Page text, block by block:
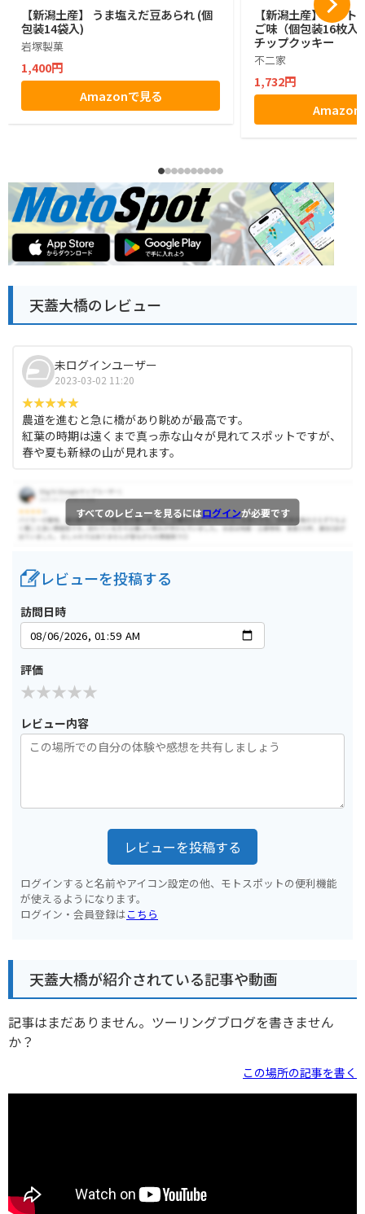
【新潟土産】 うま塩えだ豆あられ (個
包装14袋入)
岩塚製菓
1,400円
Amazonで見る
【新潟土産】カント
ご味（個包装16枚
チップクッキー
不二家
1,732円
Amazon
天蓋大橋のレビュー
未ログインユーザー
2023-03-02 11:20
農道を進むと急に橋があり眺めが最高です。
紅葉の時期は遠くまで真っ赤な山々が見れてスポットですが、
春や夏も新緑の山が見れます。
すべてのレビューを見るにはログインが必要です
レビューを投稿する
訪問日時
評価
レビュー内容
レビューを投稿する
ログインすると名前やアイコン設定の他、モトスポットの便利機能
が使えるようになります。
ログイン・会員登録はこちら
天蓋大橋が紹介されている記事や動画
記事はまだありません。ツーリングブログを書きません
か？
この場所の記事を書く